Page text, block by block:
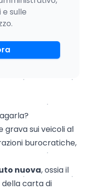
sulle
grava sui veicoli al
burocratiche,
nuova, ossia il
carta di